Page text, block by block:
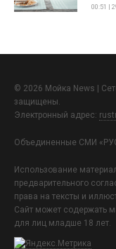
00:51 |
© 2026 Мойка News |
защищены.
Электронный адрес:
Объединенные СМИ
Использование
предварительного
права на тексты и
Сайт может содержать
для лиц младше 18 лет.